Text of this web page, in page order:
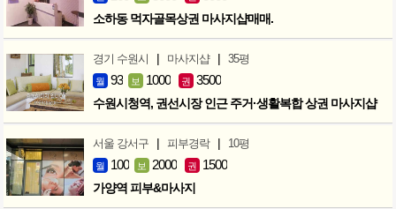
소하동 먹자골목상권 마사지샵매매.
경기 수원시 | 마사지샵 | 35평
월 93 보 1000 권 3500
수원시청역, 권선시장 인근 주거·생활복합 상권 마사지샵
서울 강서구 | 피부경락 | 10평
월 100 보 2000 권 1500
가양역 피부&마사지